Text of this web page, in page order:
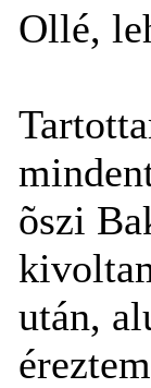
Ollé,
õszi
után,